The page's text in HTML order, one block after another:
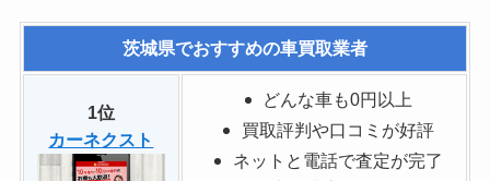
茨城県でおすすめの車買取業者
1位
カーネクスト
どんな車も0円以上
買取評判や口コミが好評
ネットと電話で査定が完了